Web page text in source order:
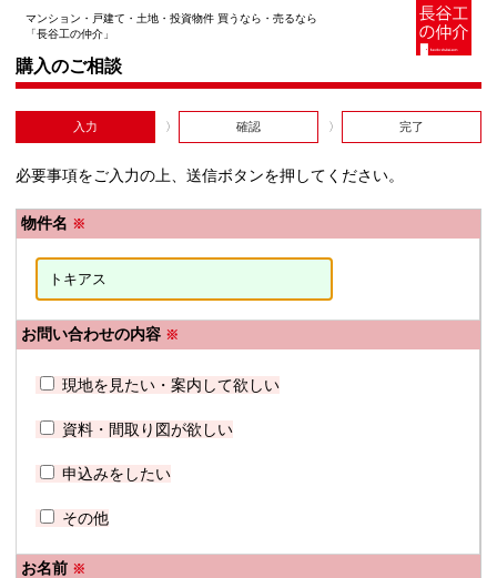
マンション・戸建て・土地・投資物件 買うなら・売るなら
「長谷工の仲介」
購入のご相談
入力 確認 完了
必要事項をご入力の上、送信ボタンを押してください。
物件名 ※
お問い合わせの内容 ※
現地を見たい・案内して欲しい
資料・間取り図が欲しい
申込みをしたい
その他
お名前 ※